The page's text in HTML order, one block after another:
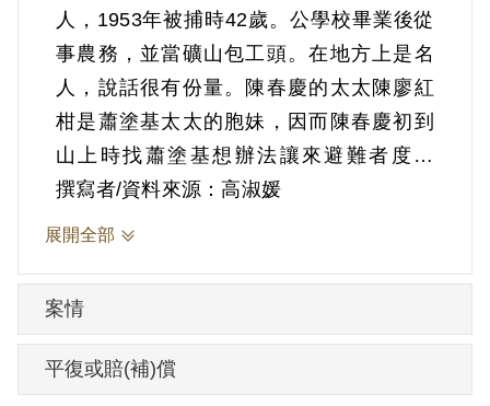
人，1953年被捕時42歲。公學校畢業後從
事農務，並當礦山包工頭。在地方上是名
人，說話很有份量。陳春慶的太太陳廖紅
柑是蕭塗基太太的胞妹，因而陳春慶初到
山上時找蕭塗基想辦法讓來避難者度生
活，乃安排他們鋸松柏釘製洗煤用的水漕
賣給礦場，1953年1月1日早上要去礦場工
之方法顛覆政府而著手實行」為罪名判處
死刑。頂寮坑在鹿窟事件中有10多名被
捕，判死刑者有3位，即蕭塗基、王新發、
撰寫者/資料來源：高淑媛
展開全部
案情
平復或賠(補)償